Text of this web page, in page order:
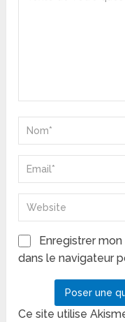
Enregistrer
dans le navigateur
Ce site utilise